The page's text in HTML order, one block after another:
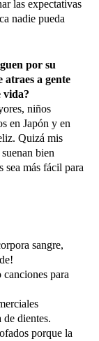
las expectativas
nadie pueda
por su
atraes a gente
vida?
niños
en Japón y en
Quizá mis
bien
sea más fácil para
sangre,
para
de dientes.
porque la